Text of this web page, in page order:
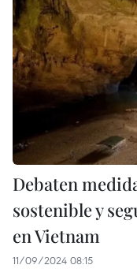
Debaten
sostenible y
en Vietnam
11/09/2024 08:15